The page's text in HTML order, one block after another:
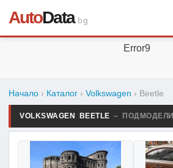
AutoData.bg
Error9
Начало › Каталог › Volkswagen › Beetle
VOLKSWAGEN BEETLE – ПОДМОДЕЛИ